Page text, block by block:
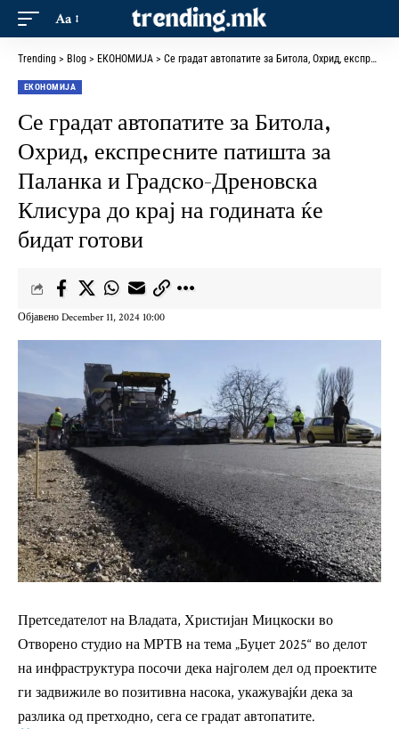
Aa
Trending > Blog > ЕКОНОМИЈА > Се градат автопатите за Битола, Охрид, експресните патишта за Паланка и Градско-Дреновска Клисура до крај на годината ќе бидат готови
ЕКОНОМИЈА
Се градат автопатите за Битола,
Охрид, експресните патишта за
Паланка и Градско-Дреновска
Клисура до крај на годината ќе
бидат готови
Објавено December 11, 2024 10:00
Претседателот на Владата, Христијан Мицкоски во
Отворено студио на МРТВ на тема „Буџет 2025“ во делот
на инфраструктура посочи дека најголем дел од проектите
ги задвижиле во позитивна насока, укажувајќи дека за
разлика од претходно, сега се градат автопатите.